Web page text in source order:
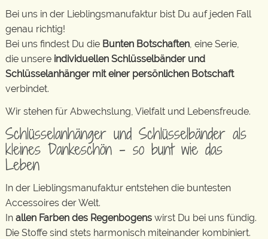
Bei uns in der Lieblingsmanufaktur bist Du auf jeden Fall
genau richtig!
Bei uns findest Du die Bunten Botschaften, eine Serie,
die unsere individuellen Schlüsselbänder und
Schlüsselanhänger mit einer persönlichen Botschaft
verbindet.
Wir stehen für Abwechslung, Vielfalt und Lebensfreude.
Schlüsselanhänger und Schlüsselbänder als
kleines Dankeschön – so bunt wie das
Leben
In der Lieblingsmanufaktur entstehen die buntesten
Accessoires der Welt.
In allen Farben des Regenbogens wirst Du bei uns fündig.
Die Stoffe sind stets harmonisch miteinander kombiniert.